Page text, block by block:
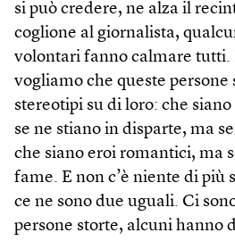
si può credere, ne alza il
coglione al giornalista,
volontari fanno calmare tutti.
vogliamo che queste
stereotipi su di loro: che
se ne stiano in disparte, ma
che siano eroi romantici, ma
fame. E non c’è niente di più
ce ne sono due uguali. Ci
persone storte, alcuni hanno